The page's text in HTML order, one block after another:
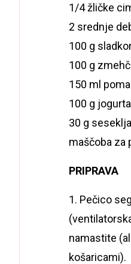
1/4 žličke
2 srednje
100 g
100 g
150 ml
100 g
30 g
maščoba za
PRIPRAVA
1. Pečico
namastite
košaricami).